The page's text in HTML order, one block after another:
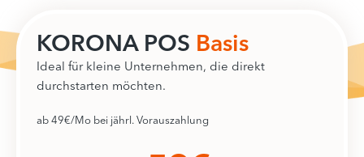
KORONA POS Basis
Ideal für kleine Unternehmen, die direkt
durchstarten möchten.
ab 49€/Mo bei jährl. Vorauszahlung